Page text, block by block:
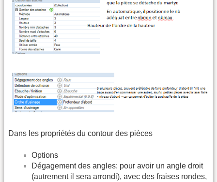
Dans les propriétés du contour des pièces
Options
Dégagement des angles: pour avoir un angle droit
(autrement il sera arrondi), avec des fraises rondes,